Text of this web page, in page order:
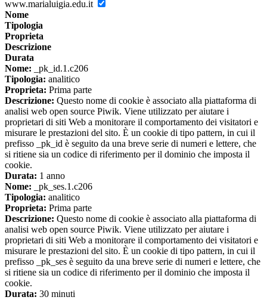
www.marialuigia.edu.it
Nome
Tipologia
Proprieta
Descrizione
Durata
Nome: _pk_id.1.c206
Tipologia: analitico
Proprieta: Prima parte
Descrizione: Questo nome di cookie è associato alla piattaforma di
analisi web open source Piwik. Viene utilizzato per aiutare i
proprietari di siti Web a monitorare il comportamento dei visitatori e
misurare le prestazioni del sito. È un cookie di tipo pattern, in cui il
prefisso _pk_id è seguito da una breve serie di numeri e lettere, che
si ritiene sia un codice di riferimento per il dominio che imposta il
cookie.
Durata: 1 anno
Nome: _pk_ses.1.c206
Tipologia: analitico
Proprieta: Prima parte
Descrizione: Questo nome di cookie è associato alla piattaforma di
analisi web open source Piwik. Viene utilizzato per aiutare i
proprietari di siti Web a monitorare il comportamento dei visitatori e
misurare le prestazioni del sito. È un cookie di tipo pattern, in cui il
prefisso _pk_ses è seguito da una breve serie di numeri e lettere, che
si ritiene sia un codice di riferimento per il dominio che imposta il
cookie.
Durata: 30 minuti